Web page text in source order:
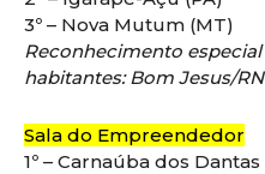
3º – Nova Mutum (MT)
Reconhecimento
habitantes: Bom Jesus/RN
Sala do Empreendedor
1º – Carnaúba dos Dantas